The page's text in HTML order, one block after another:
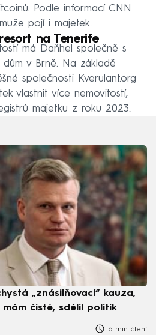
Podle informací CNN
pojí i majetek.
na Tenerife
má Daňhel společně s
dům v Brně. Na základě
společnosti Kverulant.org
vlastnit více nemovitostí,
majetku z roku 2023.
„znásilňovací“ kauza,
mám čisté, sdělil politik
6 min čtení